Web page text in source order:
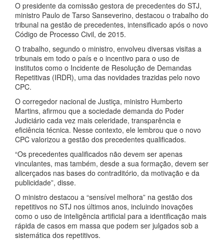
O presidente da comissão gestora de precedentes do STJ,
ministro Paulo de Tarso Sanseverino, destacou o trabalho do
tribunal na gestão de precedentes, intensificado após o novo
Código de Processo Civil, de 2015.
O trabalho, segundo o ministro, envolveu diversas visitas a
tribunais em todo o país e o incentivo para o uso de
institutos como o Incidente de Resolução de Demandas
Repetitivas (IRDR), uma das novidades trazidas pelo novo
CPC.
O corregedor nacional de Justiça, ministro Humberto
Martins, afirmou que a sociedade demanda do Poder
Judiciário cada vez mais celeridade, transparência e
eficiência técnica. Nesse contexto, ele lembrou que o novo
CPC valorizou a gestão dos precedentes qualificados.
“Os precedentes qualificados não devem ser apenas
vinculantes, mas também, desde a sua formação, devem ser
alicerçados nas bases do contraditório, da motivação e da
publicidade”, disse.
O ministro destacou a “sensível melhora” na gestão dos
repetitivos no STJ nos últimos anos, incluindo inovações
como o uso de inteligência artificial para a identificação mais
rápida de casos em massa que podem ser julgados sob a
sistemática dos repetitivos.